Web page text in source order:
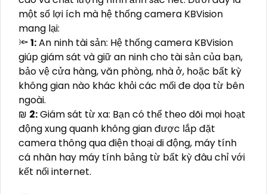
một số lợi ích mà hệ thống camera KBVision
mang lại:
🔦 1:An ninh tài sản: Hệ thống camera KBVision
giúp giám sát và giữ an ninh cho tài sản của bạn,
bảo vệ cửa hàng, văn phòng, nhà ở, hoặc bất kỳ
không gian nào khác khỏi các mối đe dọa từ bên
ngoài.
₪ 2:Giám sát từ xa: Bạn có thể theo dõi mọi hoạt
động xung quanh không gian được lắp đặt
camera thông qua điện thoại di động, máy tính
cá nhân hay máy tính bảng từ bất kỳ đâu chỉ với
kết nối internet.